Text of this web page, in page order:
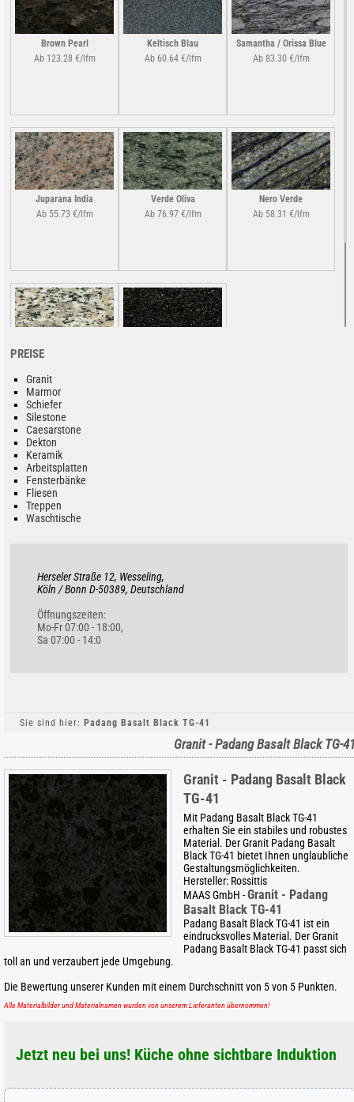
Brown Pearl
Ab 123.28 €/lfm
Keltisch Blau
Ab 60.64 €/lfm
Samantha / Orissa Blue
Ab 83.30 €/lfm
Juparana India
Ab 55.73 €/lfm
Verde Oliva
Ab 76.97 €/lfm
Nero Verde
Ab 58.31 €/lfm
PREISE
Granit
Marmor
Schiefer
Silestone
Caesarstone
Dekton
Keramik
Arbeitsplatten
Fensterbänke
Fliesen
Treppen
Waschtische
Herseler Straße 12, Wesseling,
Köln / Bonn D-50389, Deutschland
Öffnungszeiten:
Mo-Fr 07:00 - 18:00,
Sa 07:00 - 14:0
Sie sind hier: Padang Basalt Black TG-41
Granit - Padang Basalt Black TG-
Granit - Padang Basalt Black
TG-41
Mit Padang Basalt Black TG-41
erhalten Sie ein stabiles und robustes
Material. Der Granit Padang Basalt
Black TG-41 bietet Ihnen unglaubliche
Gestaltungsmöglichkeiten.
Hersteller: Rossittis
MAAS GmbH -Granit - Padang
Basalt Black TG-41
Padang Basalt Black TG-41 ist ein
eindrucksvolles Material. Der Granit
Padang Basalt Black TG-41 passt sich
toll an und verzaubert jede Umgebung.
Die Bewertung unserer Kunden mit einem Durchschnitt von 5von 5 Punkten.
Alle Materialbilder und Materialnamen wurden von unserem Lieferanten übernommen!
Jetzt neu bei uns! Küche ohne sichtbare Induktion